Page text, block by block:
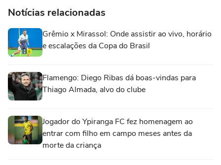
Notícias relacionadas
Grêmio x Mirassol: Onde assistir ao vivo, horário
e escalações da Copa do Brasil
Flamengo: Diego Ribas dá boas-vindas para
Thiago Almada, alvo do clube
Jogador do Ypiranga FC fez homenagem ao
entrar com filho em campo meses antes da
morte da criança